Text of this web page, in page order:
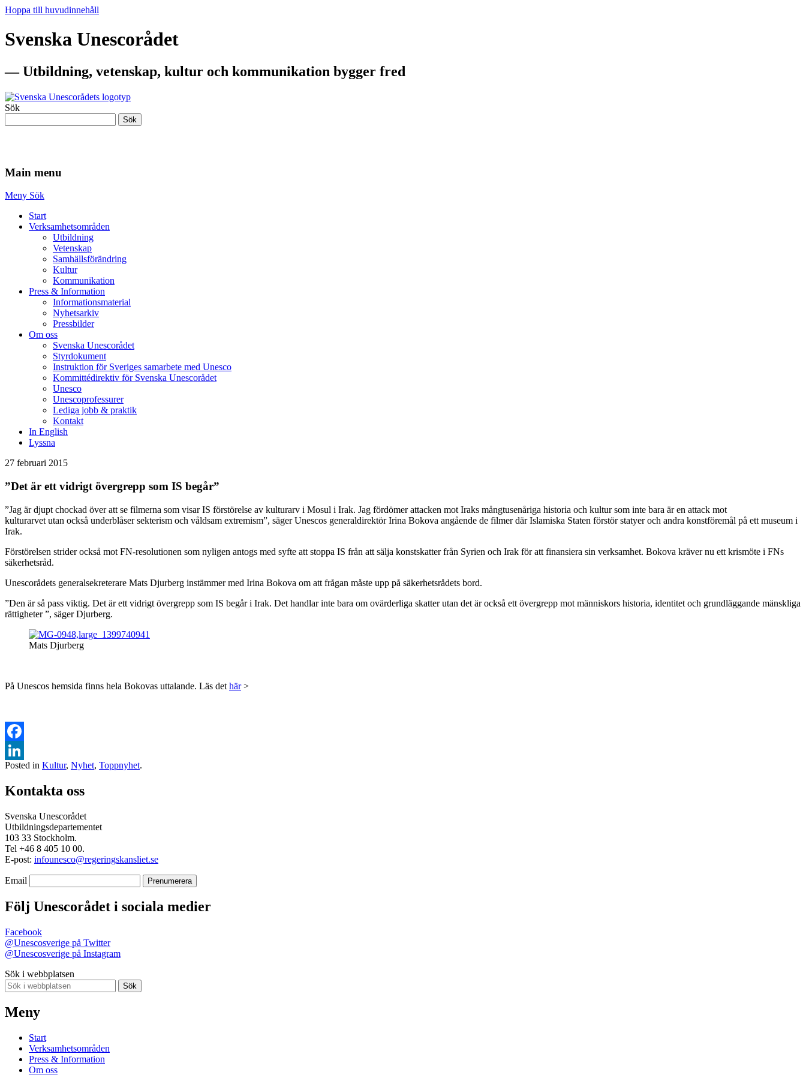
Hoppa till huvudinnehåll
Svenska Unescorådet
— Utbildning, vetenskap, kultur och kommunikation bygger fred
Sök
Sök
Main menu
Meny Sök
Start
Verksamhetsområden
Utbildning
Vetenskap
Samhällsförändring
Kultur
Kommunikation
Press & Information
Informationsmaterial
Nyhetsarkiv
Pressbilder
Om oss
Svenska Unescorådet
Styrdokument
Instruktion för Sveriges samarbete med Unesco
Kommittédirektiv för Svenska Unescorådet
Unesco
Unescoprofessurer
Lediga jobb & praktik
Kontakt
In English
Lyssna
27 februari 2015
”Det är ett vidrigt övergrepp som IS begår”
”Jag är djupt chockad över att se filmerna som visar IS förstörelse av kulturarv i Mosul i Irak. Jag fördömer attacken mot Iraks mångtusenåriga historia och kultur som inte bara är en attack mot
kulturarvet utan också underblåser sekterism och våldsam extremism”, säger Unescos generaldirektör Irina Bokova angående de filmer där Islamiska Staten förstör statyer och andra konstföremål på ett museum i
Irak.
Förstörelsen strider också mot FN-resolutionen som nyligen antogs med syfte att stoppa IS från att sälja konstskatter från Syrien och Irak för att finansiera sin verksamhet. Bokova kräver nu ett krismöte i FNs
säkerhetsråd.
Unescorådets generalsekreterare Mats Djurberg instämmer med Irina Bokova om att frågan måste upp på säkerhetsrådets bord.
”Den är så pass viktig. Det är ett vidrigt övergrepp som IS begår i Irak. Det handlar inte bara om ovärderliga skatter utan det är också ett övergrepp mot människors historia, identitet och grundläggande mänskliga
rättigheter ”, säger Djurberg.
Mats Djurberg
På Unescos hemsida finns hela Bokovas uttalande. Läs det här>
Facebook
LinkedIn
Posted in Kultur, Nyhet, Toppnyhet.
Kontakta oss
Svenska Unescorådet
Utbildningsdepartementet
103 33 Stockholm.
Tel +46 8 405 10 00.
E-post: infounesco@regeringskansliet.se
Email
Följ Unescorådet i sociala medier
Facebook
@Unescosverige på Twitter
@Unescosverige på Instagram
Sök i webbplatsen
Sök
Meny
Start
Verksamhetsområden
Press & Information
Om oss